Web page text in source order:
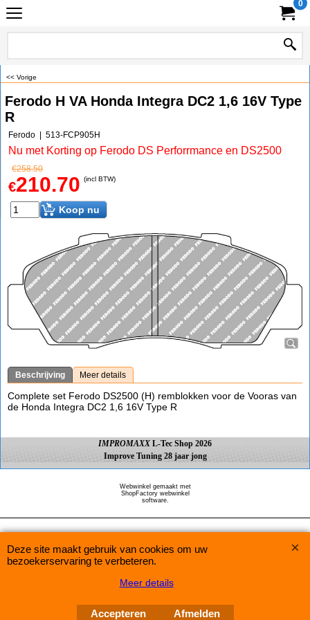
0
<< Vorige
Ferodo H VA Honda Integra DC2 1,6 16V Type
R
Ferodo 513-FCP905H
Nu met Korting op Ferodo DS Perforrmance en DS2500
€258.50
€210.70 (incl BTW)
Koop nu
Beschrijving Meer details
Complete set Ferodo DS2500 (H) remblokken voor de Vooras van
de Honda Integra DC2 1,6 16V Type R
IMPROMAXX L-Tec Shop 2026
Improve Tuning 28 jaar jong
Webwinkel gemaakt met
ShopFactory webwinkel
software.
Deze site maakt gebruik van cookies om uw
bezoekerservaring te verbeteren.
Meer details
Accepteren Afmelden